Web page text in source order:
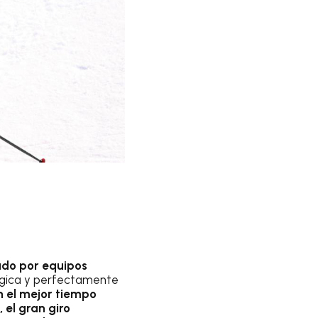
por equipos
y perfectamente
el mejor tiempo
el gran giro